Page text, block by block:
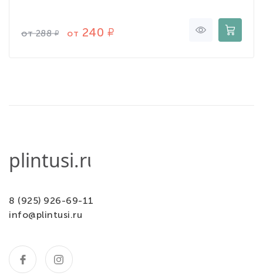
от288 от 240
8 (925) 926-69-11
info@plintusi.ru